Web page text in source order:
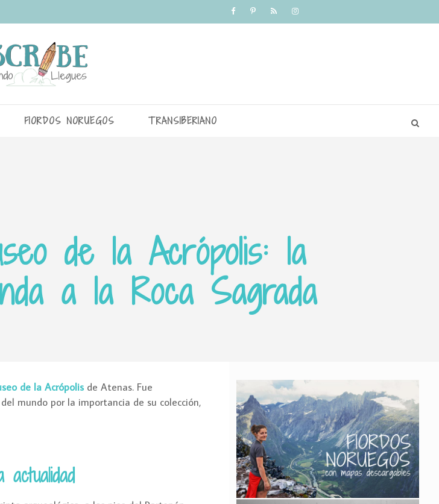
FIORDOS NORUEGOS TRANSIBERIANO
de la Acrópolis: la
a la Roca Sagrada
de la Acrópolisde Atenas. Fue
mundo por la importancia de su colección,